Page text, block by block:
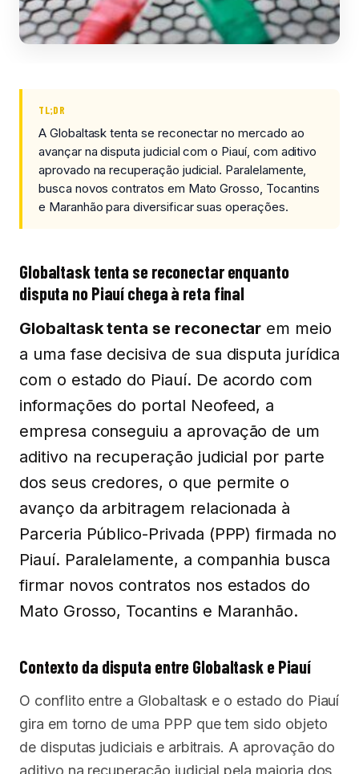
TL;DR
A Globaltask tenta se reconectar no mercado ao
avançar na disputa judicial com o Piauí, com aditivo
aprovado na recuperação judicial. Paralelamente,
busca novos contratos em Mato Grosso, Tocantins
e Maranhão para diversificar suas operações.
Globaltask tenta se reconectar enquanto
disputa no Piauí chega à reta final
Globaltask tenta se reconectar em meio
a uma fase decisiva de sua disputa jurídica
com o estado do Piauí. De acordo com
informações do portal Neofeed, a
empresa conseguiu a aprovação de um
aditivo na recuperação judicial por parte
dos seus credores, o que permite o
avanço da arbitragem relacionada à
Parceria Público-Privada (PPP) firmada no
Piauí. Paralelamente, a companhia busca
firmar novos contratos nos estados do
Mato Grosso, Tocantins e Maranhão.
Contexto da disputa entre Globaltask e Piauí
O conflito entre a Globaltask e o estado do Piauí
gira em torno de uma PPP que tem sido objeto
de disputas judiciais e arbitrais. A aprovação do